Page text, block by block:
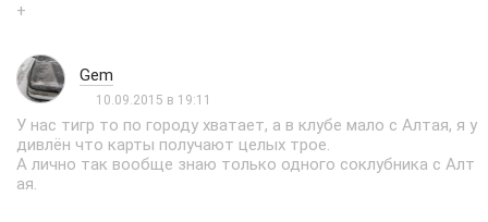
+
Gem
10.09.2015 в 19:11
У нас тигр то по городу хватает, а в клубе мало с Алтая, я у
дивлён что карты получают целых трое.
А лично так вообще знаю только одного соклубника с Алт
ая.